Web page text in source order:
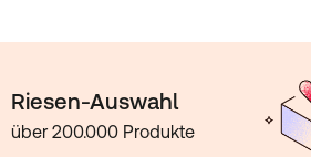
Riesen-Auswahl
über 200.000 Produkte